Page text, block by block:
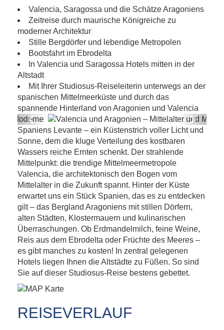
Valencia, Saragossa und die Schätze Aragoniens
Zeitreise durch maurische Königreiche zu
moderner Architektur
Stille Bergdörfer und lebendige Metropolen
Bootsfahrt im Ebrodelta
In Valencia und Saragossa Hotels mitten in der
Altstadt
Mit Ihrer Studiosus-Reiseleiterin unterwegs an der
spanischen Mittelmeerküste und durch das
spannende Hinterland von Aragonien und Valencia
Valencia und Aragonien – Mittelalter und
Moderne
Previous Next
Spaniens Levante – ein Küstenstrich voller Licht und
Sonne, dem die kluge Verteilung des kostbaren
Wassers reiche Ernten schenkt. Der strahlende
Mittelpunkt: die trendige Mittelmeermetropole
Valencia, die architektonisch den Bogen vom
Mittelalter in die Zukunft spannt. Hinter der Küste
erwartet uns ein Stück Spanien, das es zu entdecken
gilt – das Bergland Aragoniens mit stillen Dörfern,
alten Städten, Klostermauern und kulinarischen
Überraschungen. Ob Erdmandelmilch, feine Weine,
Reis aus dem Ebrodelta oder Früchte des Meeres –
es gibt manches zu kosten! In zentral gelegenen
Hotels liegen Ihnen die Altstädte zu Füßen. So sind
Sie auf dieser Studiosus-Reise bestens gebettet.
REISEVERLAUF